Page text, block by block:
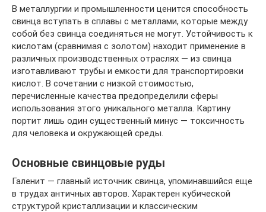
В металлургии и промышленности ценится способность
свинца вступать в сплавы с металлами, которые между
собой без свинца соединяться не могут. Устойчивость к
кислотам (сравнимая с золотом) находит применение в
различных производственных отраслях — из свинца
изготавливают трубы и емкости для транспортировки
кислот. В сочетании с низкой стоимостью,
перечисленные качества предопределили сферы
использования этого уникального металла. Картину
портит лишь один существенный минус — токсичность
для человека и окружающей среды.
Основные свинцовые руды
Галенит — главный источник свинца, упоминавшийся еще
в трудах античных авторов. Характерен кубической
структурой кристаллизации и классическим